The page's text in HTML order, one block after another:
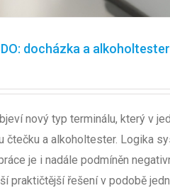
docházka a
nový typ terminálu, který v
čtečku a alkoholtester. Logika
je i nadále podmíněn
praktičtější řešení v podobě